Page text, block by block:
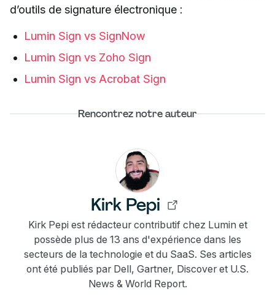
d’outils de signature électronique :
Lumin Sign vs SignNow
Lumin Sign vs Zoho Sign
Lumin Sign vs Acrobat Sign
Rencontrez notre auteur
Kirk Pepi
Kirk Pepi est rédacteur contributif chez Lumin et
possède plus de 13 ans d'expérience dans les
secteurs de la technologie et du SaaS. Ses articles
ont été publiés par Dell, Gartner, Discover et U.S.
News & World Report.